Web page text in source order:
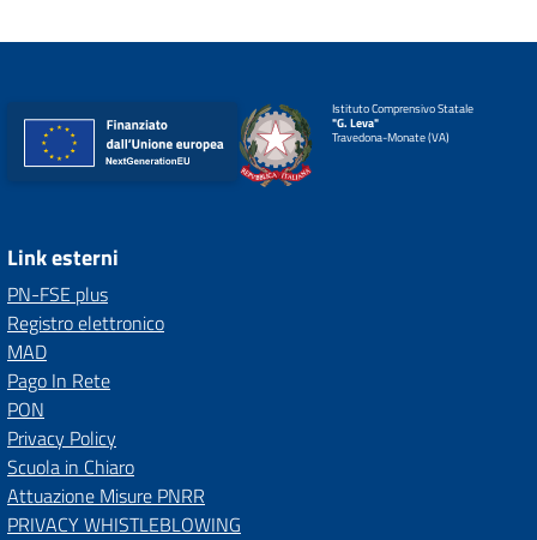
Istituto Comprensivo Statale
"G. Leva"
Travedona-Monate (VA)
Link esterni
PN-FSE plus
Registro elettronico
MAD
Pago In Rete
PON
Privacy Policy
Scuola in Chiaro
Attuazione Misure PNRR
PRIVACY WHISTLEBLOWING